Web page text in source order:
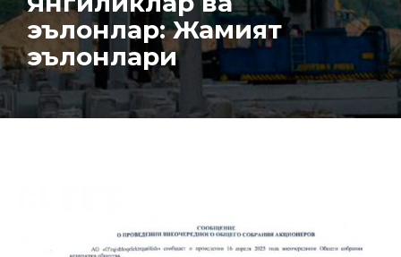
эълонлар: Жамият
эълонлари